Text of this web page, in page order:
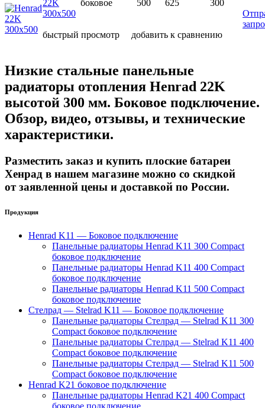
22K
300х500
боковое 500 625
300
быстрый просмотр
добавить к сравнению
Низкие стальные панельные
радиаторы отопления Henrad 22K
высотой 300 мм. Боковое подключение.
Обзор, видео, отзывы, и технические
характеристики.
Разместить заказ и купить плоские батареи
Хенрад в нашем магазине можно со скидкой
от заявленной цены и доставкой по России.
Продукция
Henrad K11 — Боковое подключение
Панельные радиаторы Henrad K11 300 Compact
боковое подключение
Панельные радиаторы Henrad K11 400 Compact
боковое подключение
Панельные радиаторы Henrad K11 500 Compact
боковое подключение
Стелрад — Stelrad K11 — Боковое подключение
Панельные радиаторы Стелрад — Stelrad K11 300
Compact боковое подключение
Панельные радиаторы Стелрад — Stelrad K11 400
Compact боковое подключение
Панельные радиаторы Стелрад — Stelrad K11 500
Compact боковое подключение
Henrad K21 боковое подключение
Панельные радиаторы Henrad K21 400 Compact
боковое подключение